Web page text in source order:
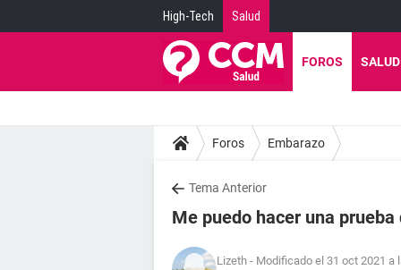
High-Tech Salud
FOROS SALUD
Foros Embarazo
Tema Anterior
Me puedo hacer una prueba
Lizeth - Modificado el 31 oct 2021 a